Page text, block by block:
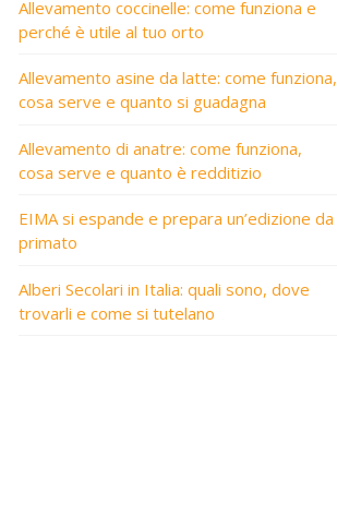
Allevamento coccinelle: come funziona e
perché è utile al tuo orto
Allevamento asine da latte: come funziona,
cosa serve e quanto si guadagna
Allevamento di anatre: come funziona,
cosa serve e quanto è redditizio
EIMA si espande e prepara un’edizione da
primato
Alberi Secolari in Italia: quali sono, dove
trovarli e come si tutelano